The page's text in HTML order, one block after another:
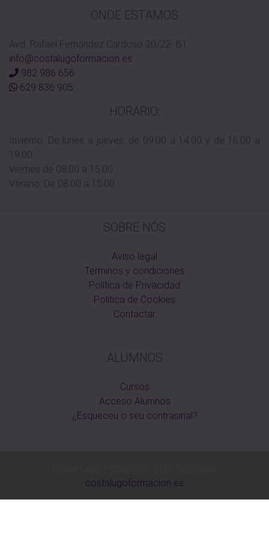
ONDE ESTAMOS
Avd. Rafael Fernández Cardoso 20/22- B1
info@costalugoformacion.es
982 986 656
629 836 905
HORARIO:
Invierno: De lunes a jueves: de 09:00 a 14:00 y de 16:00 a
19:00
Viernes de 08:00 a 15:00
Verano: De 08:00 a 15:00
SOBRE NÓS
Aviso legal
Terminos y condiciones
Política de Privacidad
Política de Cookies
Contactar
ALUMNOS
Cursos
Acceso Alumnos
¿Esqueceu o seu contrasinal?
costalugoformacion.es